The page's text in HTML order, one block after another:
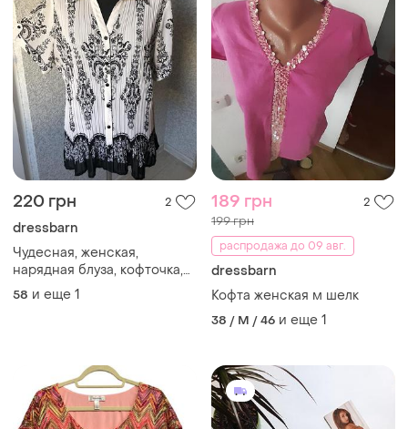
220 грн 2
dressbarn
Чудесная, женская,
нарядная блуза, кофточка,
туника на пуговицах.,
мелкая плиссировка,
58 и еще 1
189 грн 2
199 грн
распродажа до 09 авг.
dressbarn
Кофта женская м шелк
38 / M / 46 и еще 1